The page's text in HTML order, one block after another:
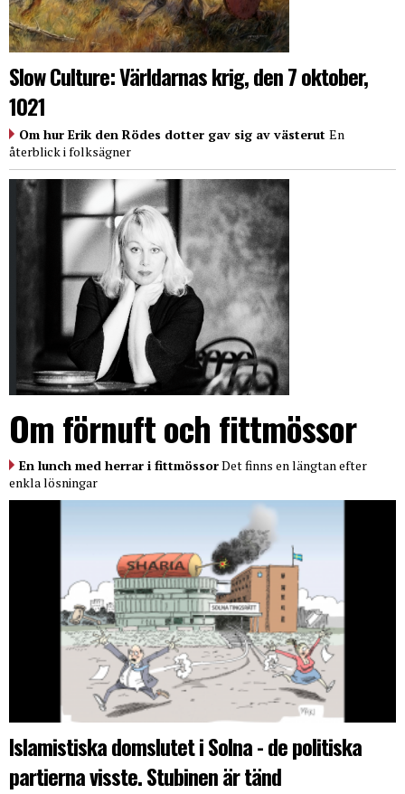
Slow Culture: Världarnas krig, den 7 oktober,
1021
Om hur Erik den Rödes dotter gav sig av västerut En
återblick i folksägner
Om förnuft och fittmössor
En lunch med herrar i fittmössorDet finns en längtan efter
enkla lösningar
Islamistiska domslutet i Solna - de politiska
partierna visste. Stubinen är tänd